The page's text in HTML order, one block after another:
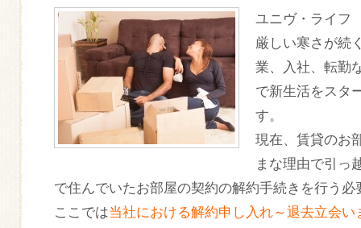
ユニヴ・ライフ
厳しい寒さが続
業、入社、転勤
で新生活をスタ
す。
現在、賃貸のお
まな理由で引っ
で住んでいたお部屋の契約の解約手続きを行う必
ここでは当社における解約申し入れ～退去立会い